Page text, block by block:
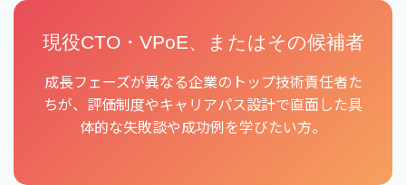
現役CTO・VPoE、またはその候補者
成長フェーズが異なる企業のトップ技術責任者た
ちが、評価制度やキャリアパス設計で直面した具
体的な失敗談や成功例を学びたい方。